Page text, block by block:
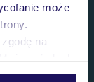
może
na